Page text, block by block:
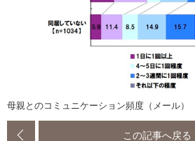
母親とのコミュニケーション頻度（メール）
この記事へ戻る